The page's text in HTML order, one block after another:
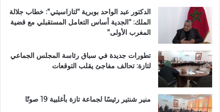
ج
ا
ع
ة
ب
ن
ي
ل
ن
الدكتور عبد الواحد بوبرية “لتازاسيتي”: خطاب جلالة
الملك: “الجدية أساس التعامل المستقبلي مع قضية
المغرب الأولى”
تطورات جديدة في سباق رئاسة المجلس الجماعي
لتازة: تحالف مفاجئ يقلب التوقعات
منير شنتير رئيسًا لجماعة تازة بأغلبية 19 صوتًا